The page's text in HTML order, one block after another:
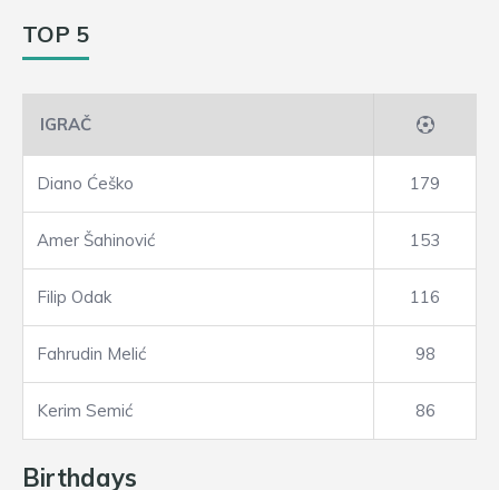
TOP 5
IGRAČ
Diano Ćeško 179
Amer Šahinović 153
Filip Odak 116
Fahrudin Melić 98
Kerim Semić 86
Birthdays